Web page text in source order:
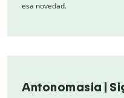
esa novedad.
Antonomasia |